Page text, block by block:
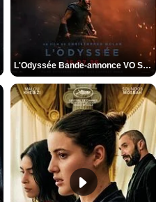
L'Odyssée Bande-annonce VO STFR